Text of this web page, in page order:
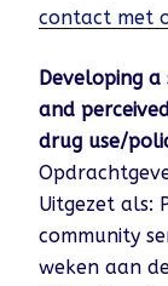
contact met
Developing
and
drug use/
Uitgezet als:
community
weken aan